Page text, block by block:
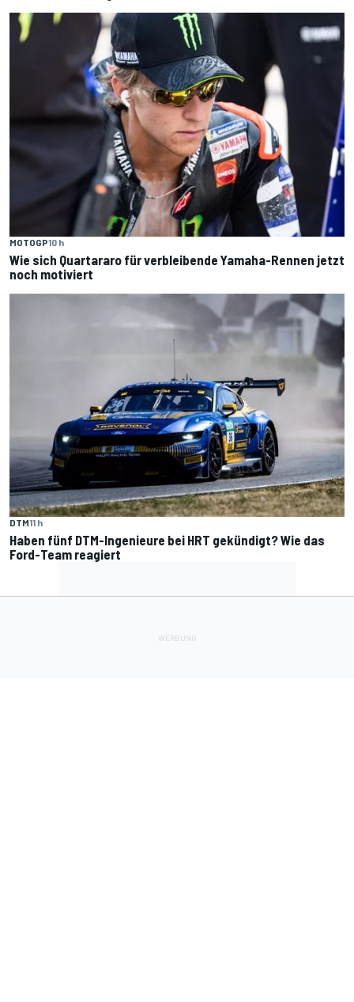
MOTOGP10 h
Wie sich Quartararo für verbleibende Yamaha-Rennen jetzt
noch motiviert
DTM11 h
Haben fünf DTM-Ingenieure bei HRT gekündigt? Wie das
Ford-Team reagiert